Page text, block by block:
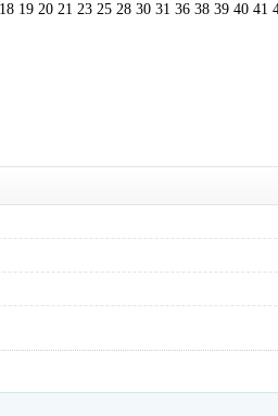
20 21 23 25 28 30 31 36 38 39 40 41